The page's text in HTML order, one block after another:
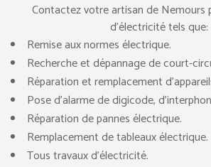
Contactez votre artisan de Nemours
d’électricité tels que:
Remise aux normes électrique.
Recherche et dépannage de court-
Réparation et remplacement
Pose d’alarme de digicode,
Réparation de pannes électrique.
Remplacement de tableaux électrique.
Tous travaux d’électricité.